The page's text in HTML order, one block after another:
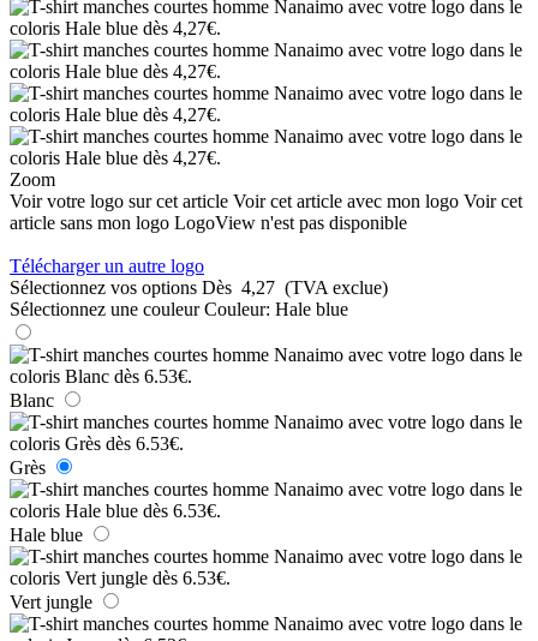
Zoom
Voir votre logo sur cet article Voir cet article avec mon logo Voir cet
article sans mon logo LogoView n'est pas disponible
Télécharger un autre logo
Sélectionnez vos options Dès 4,27 (TVA exclue)
Sélectionnez une couleur Couleur: Hale blue
Blanc
Grès
Hale blue
Vert jungle